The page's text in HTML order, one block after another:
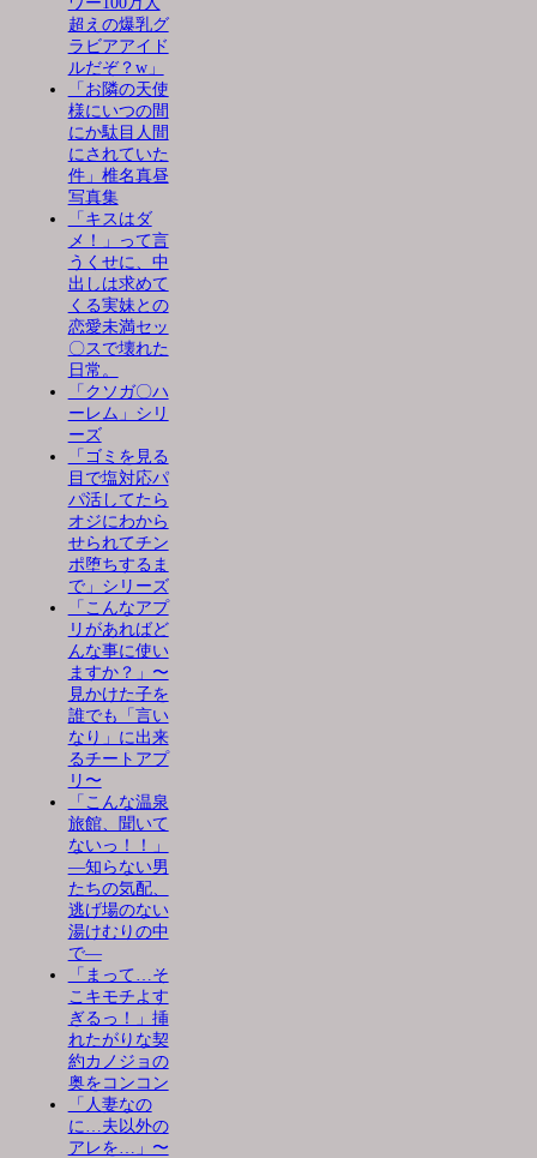
超えの爆乳グ
ラビアアイド
ルだぞ？w」
「お隣の天使
様にいつの間
にか駄目人間
にされていた
件」椎名真昼
写真集
「キスはダ
メ！」って言
うくせに、中
出しは求めて
くる実妹との
恋愛未満セッ
〇スで壊れた
日常。
「クソガ〇ハ
ーレム」シリ
ーズ
「ゴミを見る
目で塩対応パ
パ活してたら
オジにわから
せられてチン
ポ堕ちするま
で」シリーズ
「こんなアプ
リがあればど
んな事に使い
ますか？」〜
見かけた子を
誰でも「言い
なり」に出来
るチートアプ
リ〜
「こんな温泉
旅館、聞いて
ないっ！！」
―知らない男
たちの気配、
逃げ場のない
湯けむりの中
で―
「まって…そ
こキモチよす
ぎるっ！」挿
れたがりな契
約カノジョの
奥をコンコン
「人妻なの
に…夫以外の
アレを…」〜